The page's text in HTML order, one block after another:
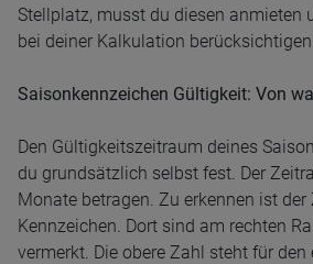
Stellplatz, musst du diesen anmieten
bei deiner Kalkulation
Saisonkennzeichen Gültigkeit: Von
Den Gültigkeitszeitraum deines
du grundsätzlich selbst fest. Der
Monate betragen. Zu erkennen ist
Kennzeichen. Dort sind am rechten
vermerkt. Die obere Zahl steht für